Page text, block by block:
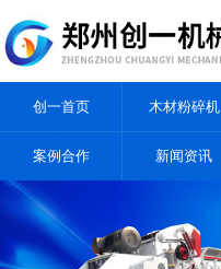
创一首页 木材粉碎机
案例合作 新闻资讯